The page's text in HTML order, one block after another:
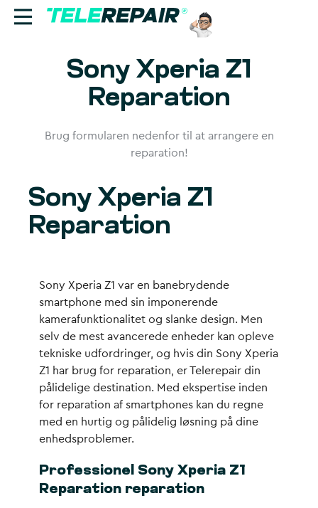
Reparation
Find butik
Ring til os:
+45 70 60 55 90
Sony Xperia Z1
Reparation
Brug formularen nedenfor til at arrangere en
reparation!
Sony Xperia Z1
Reparation
Sony Xperia Z1 var en banebrydende
smartphone med sin imponerende
kamerafunktionalitet og slanke design. Men
selv de mest avancerede enheder kan opleve
tekniske udfordringer, og hvis din Sony Xperia
Z1 har brug for reparation, er Telerepair din
pålidelige destination. Med ekspertise inden
for reparation af smartphones kan du regne
med en hurtig og pålidelig løsning på dine
enhedsproblemer.
Professionel Sony Xperia Z1
Reparation reparation